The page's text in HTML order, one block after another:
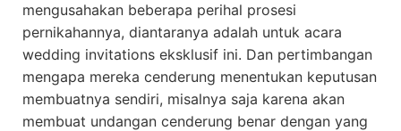
mengusahakan beberapa perihal prosesi
pernikahannya, diantaranya adalah untuk acara
wedding invitations eksklusif ini. Dan pertimbangan
mengapa mereka cenderung menentukan keputusan
membuatnya sendiri, misalnya saja karena akan
membuat undangan cenderung benar dengan yang